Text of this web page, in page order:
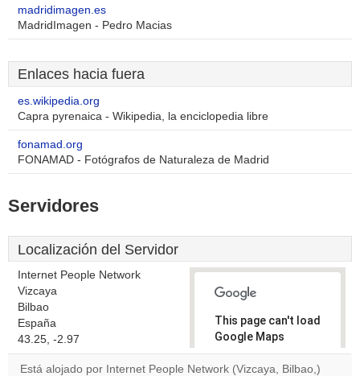
madridimagen.es
MadridImagen - Pedro Macias
Enlaces hacia fuera
es.wikipedia.org
Capra pyrenaica - Wikipedia, la enciclopedia libre
fonamad.org
FONAMAD - Fotógrafos de Naturaleza de Madrid
Servidores
Localización del Servidor
Internet People Network
Vizcaya
Bilbao
España
43.25, -2.97
This page can't load
Google Maps
correctly.
Está alojado por Internet People Network (Vizcaya, Bilbao,)